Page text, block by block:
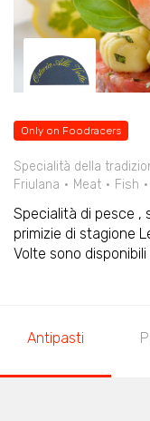
Only on Foodracers
Specialità della
Friulana
Meat Fish
Specialità di pesce ,
primizie di stagione
Volte sono
Antipasti